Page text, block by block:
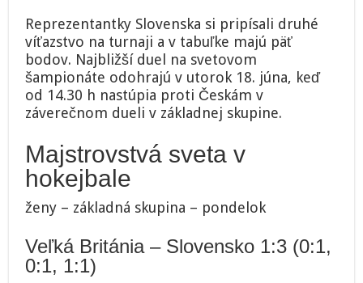
Reprezentantky Slovenska si pripísali druhé
víťazstvo na turnaji a v tabuľke majú päť
bodov. Najbližší duel na svetovom
šampionáte odohrajú v utorok 18. júna, keď
od 14.30 h nastúpia proti Českám v
záverečnom dueli v základnej skupine.
Majstrovstvá sveta v
hokejbale
ženy – základná skupina – pondelok
Veľká Británia – Slovensko 1:3 (0:1,
0:1, 1:1)